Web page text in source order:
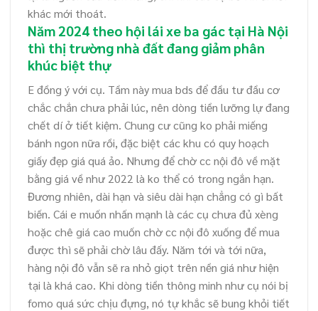
khác mới thoát.
Năm 2024 theo hội lái xe ba gác tại Hà Nội
thì thị trường nhà đất đang giảm phân
khúc biệt thự
E đồng ý với cụ. Tầm này mua bds để đầu tư đầu cơ
chắc chắn chưa phải lúc, nên dòng tiền lưỡng lự đang
chết dí ở tiết kiệm. Chung cư cũng ko phải miếng
bánh ngon nữa rồi, đặc biệt các khu có quy hoạch
giấy đẹp giá quá ảo. Nhưng để chờ cc nội đô về mặt
bằng giá về như 2022 là ko thể có trong ngắn hạn.
Đương nhiên, dài hạn và siêu dài hạn chẳng có gì bất
biến. Cái e muốn nhấn mạnh là các cụ chưa đủ xèng
hoặc chê giá cao muốn chờ cc nội đô xuống để mua
được thì sẽ phải chờ lâu đấy. Năm tới và tới nữa,
hàng nội đô vẫn sẽ ra nhỏ giọt trên nền giá như hiện
tại là khá cao. Khi dòng tiền thông minh như cụ nói bị
fomo quá sức chịu đựng, nó tự khắc sẽ bung khỏi tiết